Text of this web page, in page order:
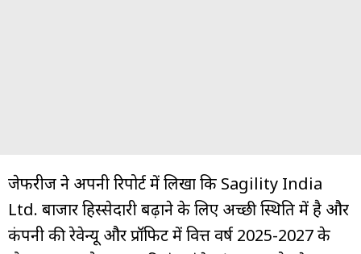
जेफरीज ने अपनी रिपोर्ट में लिखा कि Sagility India
Ltd. बाजार हिस्सेदारी बढ़ाने के लिए अच्छी स्थिति में है और
कंपनी की रेवेन्यू और प्रॉफिट में वित्त वर्ष 2025-2027 के